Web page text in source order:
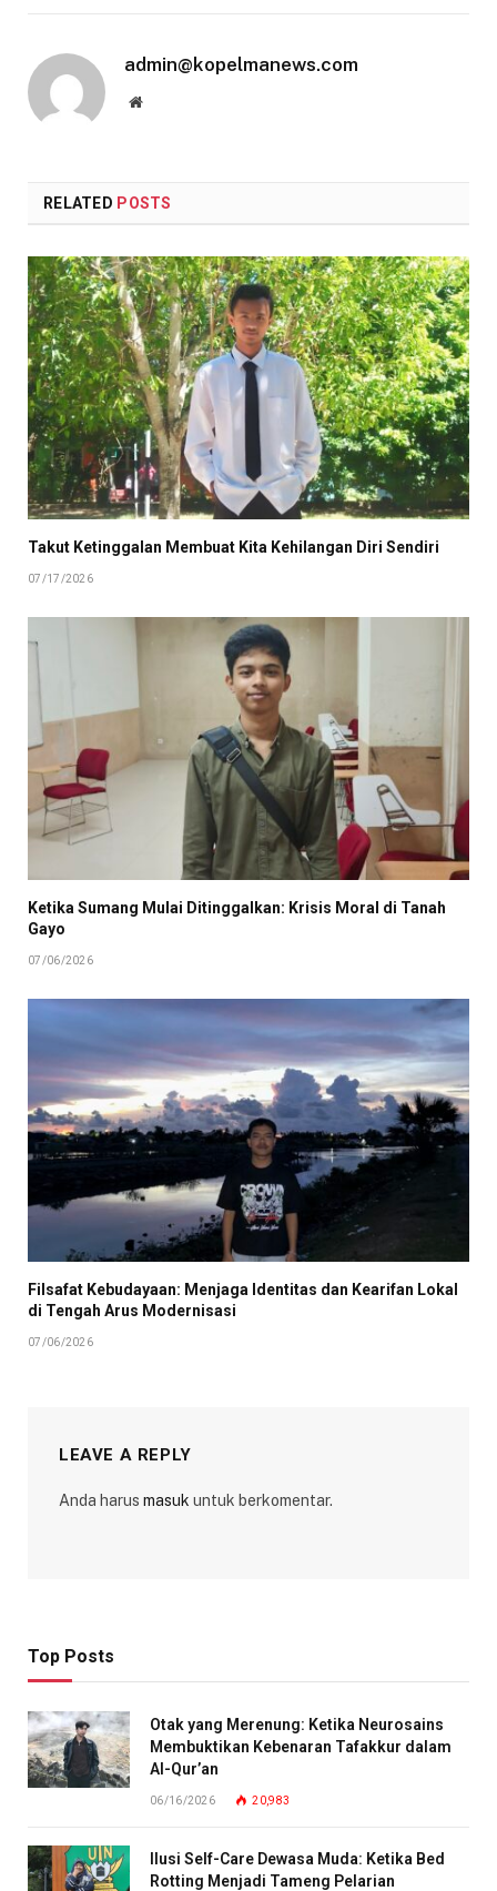
admin@kopelmanews.com
Website
RELATED POSTS
Takut Ketinggalan Membuat Kita Kehilangan Diri Sendiri
07/17/2026
Ketika Sumang Mulai Ditinggalkan: Krisis Moral di Tanah
Gayo
07/06/2026
Filsafat Kebudayaan: Menjaga Identitas dan Kearifan Lokal
di Tengah Arus Modernisasi
07/06/2026
LEAVE A REPLY
Anda harus masuk untuk berkomentar.
Top Posts
Otak yang Merenung: Ketika Neurosains
Membuktikan Kebenaran Tafakkur dalam
Al-Qur’an
06/16/2026 20,983
Ilusi Self-Care Dewasa Muda: Ketika Bed
Rotting Menjadi Tameng Pelarian